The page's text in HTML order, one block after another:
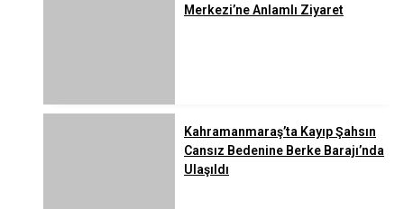
Merkezi’ne Anlamlı Ziyaret
Kahramanmaraş’ta Kayıp Şahsın
Cansız Bedenine Berke Barajı’nda
Ulaşıldı